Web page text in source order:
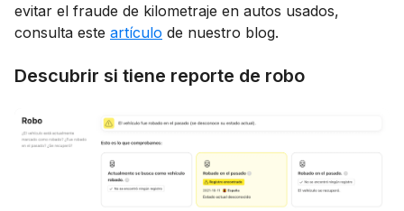
evitar el fraude de kilometraje en autos usados,
consulta este artículo de nuestro blog.
Descubrir si tiene reporte de robo